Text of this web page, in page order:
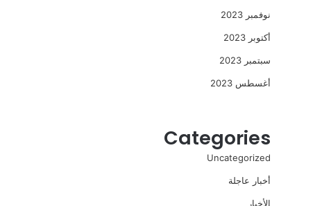
نوفمبر 2023
أكتوبر 2023
سبتمبر 2023
أغسطس 2023
Categories
Uncategorized
أخبار عاجلة
الأخبار